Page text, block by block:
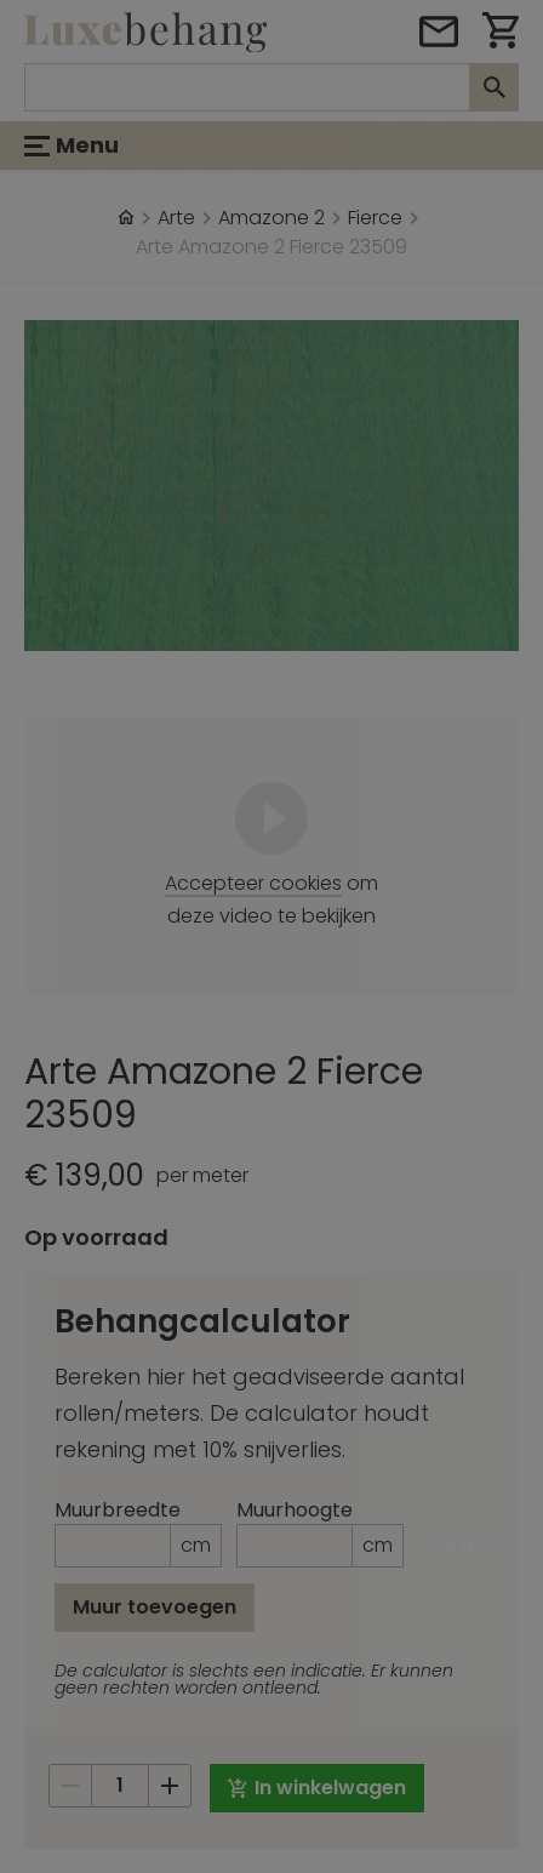
Menu
Arte Amazone 2
Fierce
Arte Amazone 2 Fierce 23509
Accepteer cookies om
deze video te bekijken
Arte Amazone 2 Fierce
23509
€ 139,00 per meter
Op voorraad
Behangcalculator
Bereken hier het geadviseerde aantal
rollen/meters. De calculator houdt
rekening met 10% snijverlies.
Muurbreedte
cm
Muurhoogte
cm
Muur toevoegen
De calculator is slechts een indicatie. Er kunnen
geen rechten worden ontleend.
In winkelwagen